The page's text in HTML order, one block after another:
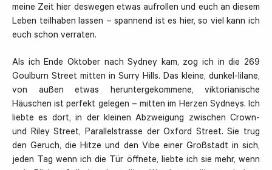
meine Zeit hier deswegen etwas aufrollen und euch an diesem
Leben teilhaben lassen – spannend ist es hier, so viel kann ich
euch schon verraten.
Als ich Ende Oktober nach Sydney kam, zog ich in die 269
Goulburn Street mitten in Surry Hills. Das kleine, dunkel-lilane,
von außen etwas heruntergekommene, viktorianische
Häuschen ist perfekt gelegen – mitten im Herzen Sydneys. Ich
liebte es dort, in der kleinen Abzweigung zwischen Crown-
und Riley Street, Parallelstrasse der Oxford Street. Sie trug
den Geruch, die Hitze und den Vibe einer Großstadt in sich,
jeden Tag wenn ich die Tür öffnete, liebte ich sie mehr, wenn